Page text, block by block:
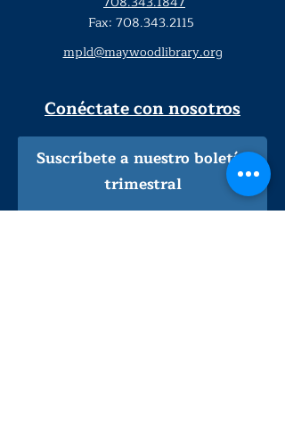
Fax: 708.343.2115
mpld@maywoodlibrary.org
Conéctate con nosotros
Suscríbete a nuestro boletín
trimestral